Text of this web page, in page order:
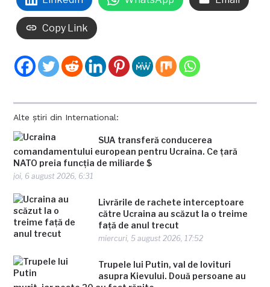
Alte știri din International:
SUA transferă conducerea
comandamentului european pentru Ucraina. Ce țară
NATO preia funcția de miliarde $
joi, 6 august 2026, 6:31
Livrările de rachete interceptoare
către Ucraina au scăzut la o treime
față de anul trecut
miercuri, 5 august 2026, 17:52
Trupele lui Putin, val de lovituri
asupra Kievului. Două persoane au
Copy Link